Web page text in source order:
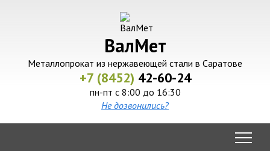
ВалМет
Металлопрокат из нержавеющей стали в Саратове
+7 (8452) 42-60-24
пн-пт с 8:00 до 16:30
Не дозвонились?